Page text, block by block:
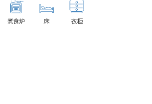
煮食炉 床 衣柜